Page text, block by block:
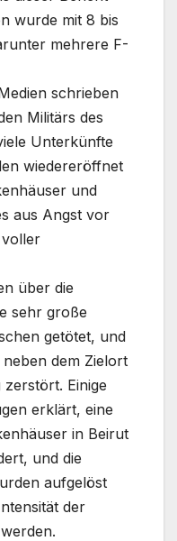
wurde mit 8 bis
mehrere F-
schrieben
Militärs des
Unterkünfte
wiedereröffnet
und
aus Angst vor
über die
sehr große
getötet, und
dem Zielort
Einige
erklärt, eine
in Beirut
und die
aufgelöst
der